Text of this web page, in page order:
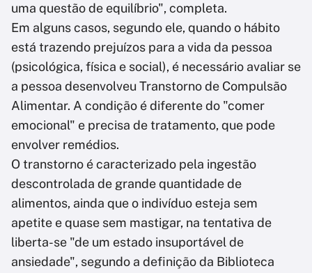
uma questão de equilíbrio", completa.
Em alguns casos, segundo ele, quando o hábito
está trazendo prejuízos para a vida da pessoa
(psicológica, física e social), é necessário avaliar se
a pessoa desenvolveu Transtorno de Compulsão
Alimentar. A condição é diferente do "comer
emocional" e precisa de tratamento, que pode
envolver remédios.
O transtorno é caracterizado pela ingestão
descontrolada de grande quantidade de
alimentos, ainda que o indivíduo esteja sem
apetite e quase sem mastigar, na tentativa de
liberta-se "de um estado insuportável de
ansiedade", segundo a definição da Biblioteca